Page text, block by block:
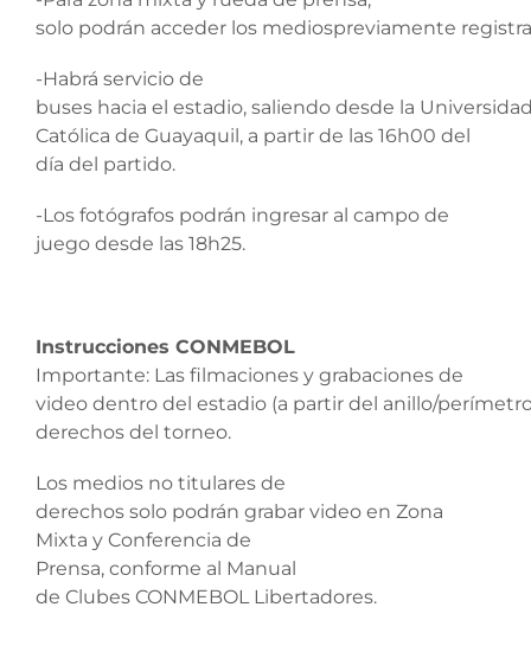
solo podrán acceder los mediospreviamente
-Habrá servicio de
buses hacia el estadio, saliendo desde la
Católica de Guayaquil, a partir de las 16h00 del
día del partido.
-Los fotógrafos podrán ingresar al campo de
juego desde las 18h25.
Instrucciones CONMEBOL
Importante: Las filmaciones y grabaciones de
video dentro del estadio (a partir del anillo/
derechos del torneo.
Los medios no titulares de
derechos solo podrán grabar video en Zona
Mixta y Conferencia de
Prensa, conforme al Manual
de Clubes CONMEBOL Libertadores.